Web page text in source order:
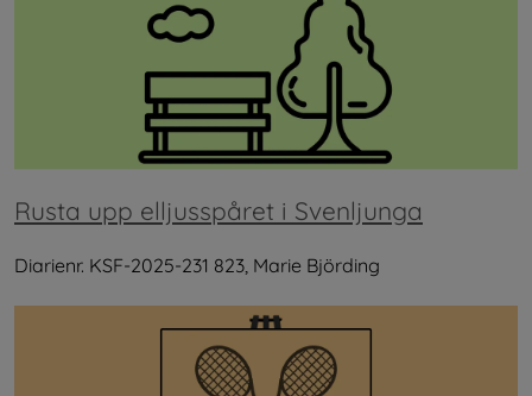
Rusta upp elljusspåret i Svenljunga
Diarienr. KSF-2025-231 823, Marie Björding